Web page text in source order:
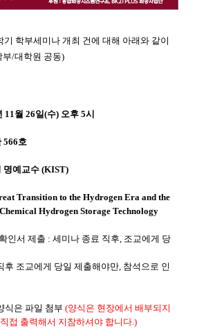
기 학부세미나 개최 건에 대해 아래와 같이
부/대학원 공동)
11월 26일(수) 오후 5시
566호
명예교수 (KIST)
Transition to the Hydrogen Era and the
Hydrogen Storage Technology
인서 제출 : 세미나 종료 직후, 조교에게 당
후 조교에게 당일 제출해야만, 참석으로 인
식은 파일 첨부 (양식은 현장에서 배부되지
접 출력해서 지참하셔야 합니다.)